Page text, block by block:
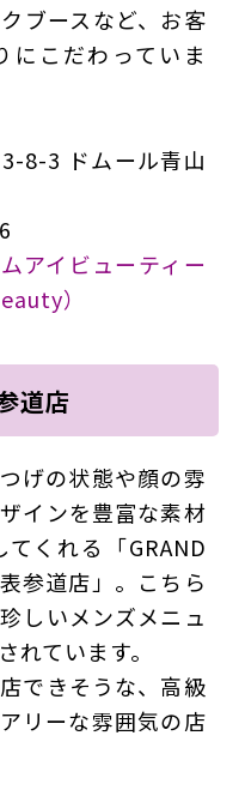
ブースなど、お客
にこだわっていま
8-3 ドムール青山
アイビューティー
）
道店
げの状態や顔の雰
インを豊富な素材
くれる「GRAND
参道店」。こちら
しいメンズメニュ
れています。
できそうな、高級
リーな雰囲気の店